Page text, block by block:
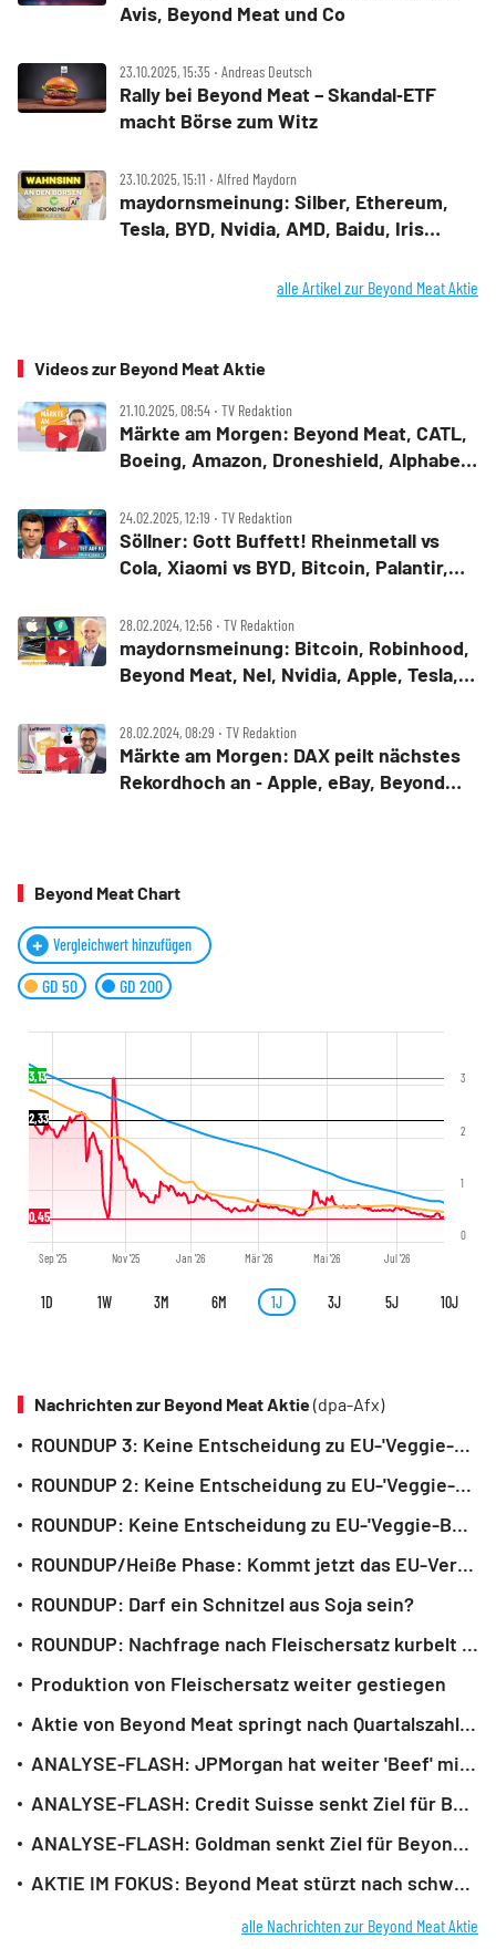
Avis, Beyond Meat und Co
23.10.2025, 15:35 ‧ Andreas Deutsch
Rally bei Beyond Meat – Skandal‑ETF
macht Börse zum Witz
23.10.2025, 15:11 ‧ Alfred Maydorn
maydornsmeinung: Silber, Ethereum,
Tesla, BYD, Nvidia, AMD, Baidu, Iris
TeamViewer, BeyondMeatalle Artikel zur Beyond Meat Aktie
Videos zur Beyond Meat Aktie
21.10.2025, 08:54 ‧ TV Redaktion
Märkte am Morgen: Beyond Meat, CATL,
Boeing, Amazon, Droneshield, Alphabet,
24.02.2025, 12:19 ‧ TV Redaktion
Söllner: Gott Buffett! Rheinmetall vs
Cola, Xiaomi vs BYD, Bitcoin, Palantir,
28.02.2024, 12:56 ‧ TV Redaktion
maydornsmeinung: Bitcoin, Robinhood,
Beyond Meat, Nel, Nvidia, Apple, Tesla,
28.02.2024, 08:29 ‧ TV Redaktion
Märkte am Morgen: DAX peilt nächstes
Rekordhoch an ‑ Apple, eBay, Beyond
Beyond Meat Chart
Vergleichwert hinzufügen
GD 50 GD 200
Sep '25 Nov '25 Jan '26 Mär '26 Mai '26 Jul '26
0
1
2
3
2,33
0,45
3,13
1D 1W 3M 6M 1J 3J 5J 10J
Nachrichten zur Beyond Meat Aktie(dpa-Afx)
ROUNDUP 3: Keine Entscheidung zu EU-'Veggie-Burger'-Verbot
ROUNDUP 2: Keine Entscheidung zu EU-'Veggie-Burger'-Verbot
ROUNDUP: Keine Entscheidung zu EU-'Veggie-Burger'-Verbot
ROUNDUP/Heiße Phase: Kommt jetzt das EU-Verbot für 'Veggie-Burger'?
ROUNDUP: Darf ein Schnitzel aus Soja sein?
ROUNDUP: Nachfrage nach Fleischersatz kurbelt Produktion an
Produktion von Fleischersatz weiter gestiegen
Aktie von Beyond Meat springt nach Quartalszahlen hoch
ANALYSE-FLASH: JPMorgan hat weiter 'Beef' mit Umsatzstory von Beyond Meat
ANALYSE-FLASH: Credit Suisse senkt Ziel für Beyond Meat - 'Underperform'
ANALYSE-FLASH: Goldman senkt Ziel für Beyond Meat auf 47 Dollar - 'Sell'
AKTIE IM FOKUS: Beyond Meat stürzt nach schwachen Zahlen an der Börse ab
alle Nachrichten zur Beyond Meat Aktie